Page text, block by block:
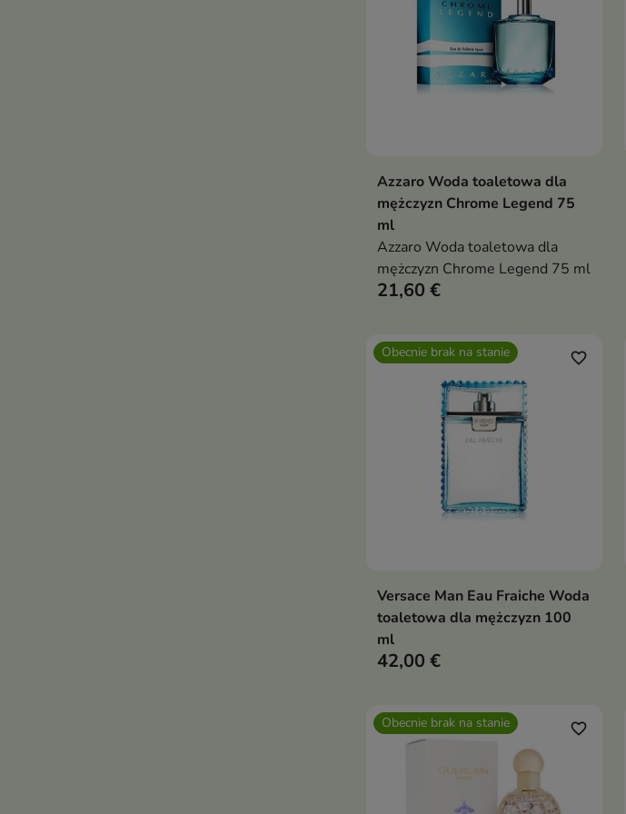
Dodaj do koszyka
Azzaro Woda toaletowa dla
mężczyzn Chrome Legend 75
ml
Azzaro Woda toaletowa dla
mężczyzn Chrome Legend 75 ml
21,60 €
Obecnie brak na stanie
Pokaż szczegóły
favorite_border
Versace Man Eau Fraiche Woda
toaletowa dla mężczyzn 100
ml
42,00 €
Obecnie brak na stanie favorite_border